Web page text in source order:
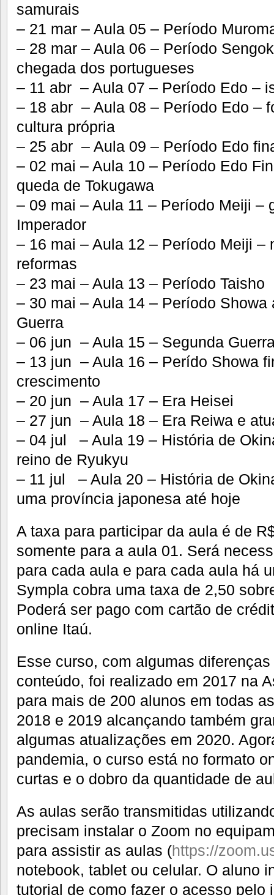
samurais
– 21 mar – Aula 05 – Período
– 28 mar – Aula 06 – Período
chegada dos portugueses
– 11 abr – Aula 07 – Período Edo –
– 18 abr – Aula 08 – Período Edo –
cultura própria
– 25 abr – Aula 09 – Período Edo
– 02 mai – Aula 10 – Período Edo
queda de Tokugawa
– 09 mai – Aula 11 – Período Meiji –
Imperador
– 16 mai – Aula 12 – Período Meiji –
reformas
– 23 mai – Aula 13 – Período Taisho
– 30 mai – Aula 14 – Período Showa
Guerra
– 06 jun – Aula 15 – Segunda
– 13 jun – Aula 16 – Perído Showa
crescimento
– 20 jun – Aula 17 – Era Heisei
– 27 jun – Aula 18 – Era Reiwa e
– 04 jul – Aula 19 – História de
reino de Ryukyu
– 11 jul – Aula 20 – História de
uma província japonesa até hoje
A taxa para participar da aula é de
somente para a aula 01. Será
para cada aula e para cada aula há
Sympla cobra uma taxa de 2,50
Poderá ser pago com cartão de
online Itaú.
Esse curso, com algumas
conteúdo, foi realizado em 2017 na
para mais de 200 alunos em todas
2018 e 2019 alcançando também
algumas atualizações em 2020.
pandemia, o curso está no formato
curtas e o dobro da quantidade de
As aulas serão transmitidas
precisam instalar o Zoom no
para assistir as aulas (https://
notebook, tablet ou celular. O aluno
tutorial de como fazer o acesso pelo